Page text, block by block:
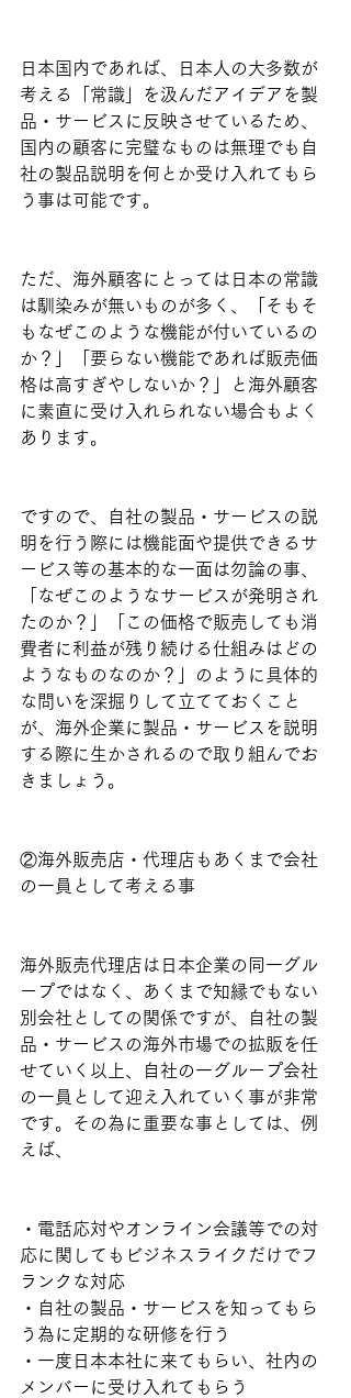
日本国内であれば、日本人の大多数が
考える「常識」を汲んだアイデアを製
品・サービスに反映させているため、
国内の顧客に完璧なものは無理でも自
社の製品説明を何とか受け入れてもら
う事は可能です。
ただ、海外顧客にとっては日本の常識
は馴染みが無いものが多く、「そもそ
もなぜこのような機能が付いているの
か？」「要らない機能であれば販売価
格は高すぎやしないか？」と海外顧客
に素直に受け入れられない場合もよく
あります。
ですので、自社の製品・サービスの説
明を行う際には機能面や提供できるサ
ービス等の基本的な一面は勿論の事、
「なぜこのようなサービスが発明され
たのか？」「この価格で販売しても消
費者に利益が残り続ける仕組みはどの
ようなものなのか？」のように具体的
な問いを深掘りして立てておくこと
が、海外企業に製品・サービスを説明
する際に生かされるので取り組んでお
きましょう。
②海外販売店・代理店もあくまで会社
の一員として考える事
海外販売代理店は日本企業の同一グル
ープではなく、あくまで知縁でもない
別会社としての関係ですが、自社の製
品・サービスの海外市場での拡販を任
せていく以上、自社の一グループ会社
の一員として迎え入れていく事が非常
です。その為に重要な事としては、例
えば、
・電話応対やオンライン会議等での対
応に関してもビジネスライクだけでフ
ランクな対応
・自社の製品・サービスを知ってもら
う為に定期的な研修を行う
・一度日本本社に来てもらい、社内の
メンバーに受け入れてもらう